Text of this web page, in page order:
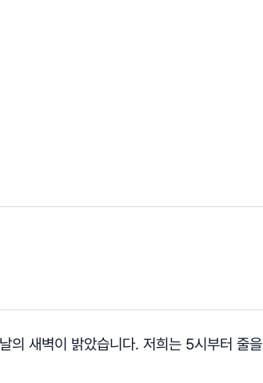
의 새벽이 밝았습니다. ​저희는 5시부터 줄을